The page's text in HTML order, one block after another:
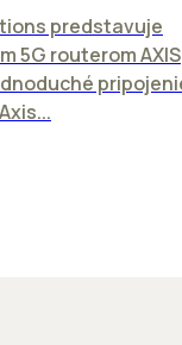
predstavuje
5G routerom AXIS